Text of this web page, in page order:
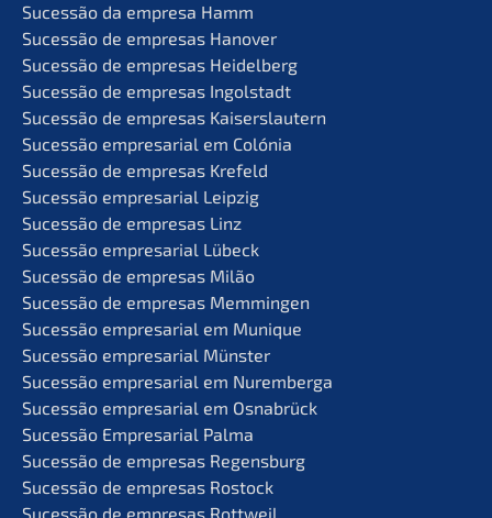
Suces­são da empre­sa Hamm
Suces­são de empre­sas Hanover
Suces­são de empre­sas Heidelberg
Suces­são de empre­sas Ingolstadt
Suces­são de empre­sas Kaiserslautern
Suces­são empre­sa­ri­al em Colónia
Suces­são de empre­sas Krefeld
Suces­são empre­sa­ri­al Leipzig
Suces­são de empre­sas Linz
Suces­são empre­sa­ri­al Lübeck
Suces­são de empre­sas Milão
Suces­são de empre­sas Memmingen
Suces­são empre­sa­ri­al em Munique
Suces­são empre­sa­ri­al Münster
Suces­são empre­sa­ri­al em Nuremberga
Suces­são empre­sa­ri­al em Osnabrück
Suces­são Empre­sa­ri­al Palma
Suces­são de empre­sas Regensburg
Suces­são de empre­sas Rostock
Suces­são de empre­sas Rottweil